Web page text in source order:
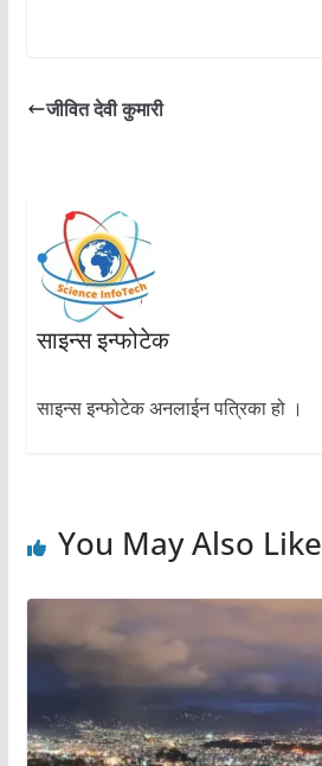
जीवित देवी कुमारी
साइन्स इन्फोटेक
साइन्स इन्फोटेक अनलाईन पत्रिका हो ।
You May Also Like